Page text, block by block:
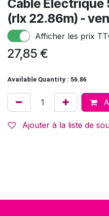
Cable Electrique
(rlx 22.86m) -
Afficher les prix
27,85 €
Available Quantity : 56.86
Ajouter à la liste de